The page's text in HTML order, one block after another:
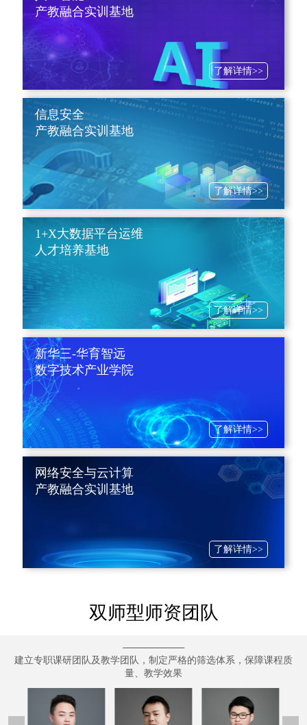
产教融合实训基地
了解详情>>
信息安全
产教融合实训基地
了解详情>>
1+X大数据平台运维
人才培养基地
了解详情>>
新华三-华育智远
数字技术产业学院
了解详情>>
网络安全与云计算
产教融合实训基地
了解详情>>
双师型师资团队
建立专职课研团队及教学团队，制定严格的筛选体系，保障课程质
量、教学效果